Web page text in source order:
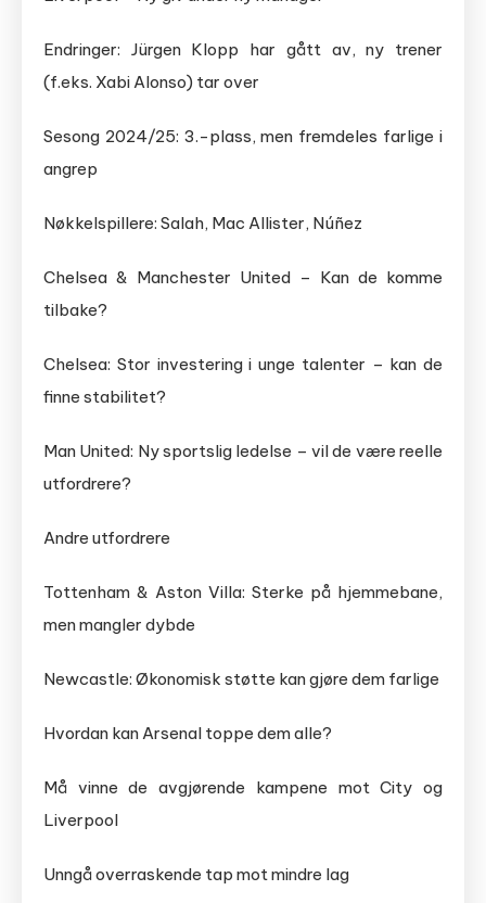
Endringer: Jürgen Klopp har gått av, ny trener
(f.eks. Xabi Alonso) tar over
Sesong 2024/25: 3.-plass, men fremdeles farlige i
angrep
Nøkkelspillere: Salah, Mac Allister, Núñez
Chelsea & Manchester United – Kan de komme
tilbake?
Chelsea: Stor investering i unge talenter – kan de
finne stabilitet?
Man United: Ny sportslig ledelse – vil de være reelle
utfordrere?
Andre utfordrere
Tottenham & Aston Villa: Sterke på hjemmebane,
men mangler dybde
Newcastle: Økonomisk støtte kan gjøre dem farlige
Hvordan kan Arsenal toppe dem alle?
Må vinne de avgjørende kampene mot City og
Liverpool
Unngå overraskende tap mot mindre lag